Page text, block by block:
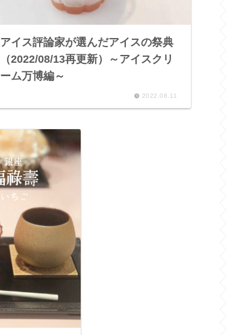
アイス評論家が選んだアイスの祭典
（2022/08/13再更新）～アイスクリ
ーム万博編～
2022.08.11